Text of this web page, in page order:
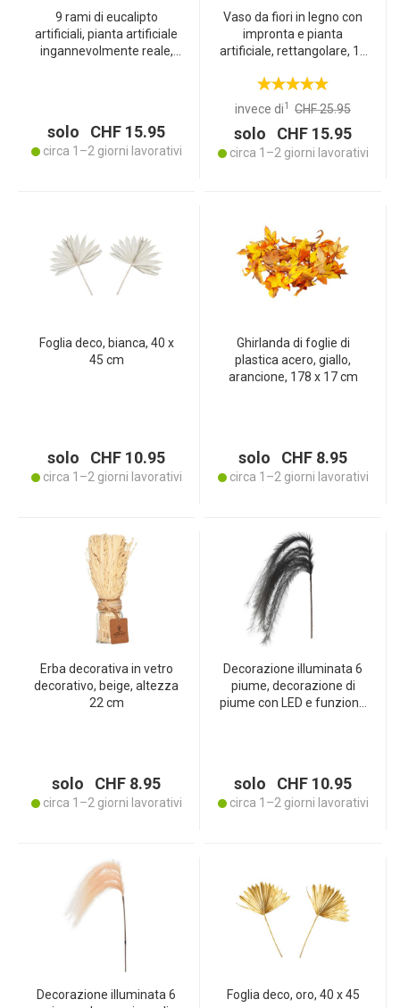
9 rami di eucalipto
artificiali, pianta artificiale
ingannevolmente reale,
solo CHF 15.95
circa 1–2 giorni lavorativi
Vaso da fiori in legno con
impronta e pianta
artificiale, rettangolare, 10
invece di1 CHF 25.95
solo CHF 15.95
circa 1–2 giorni lavorativi
Foglia deco, bianca, 40 x
45 cm
solo CHF 10.95
circa 1–2 giorni lavorativi
Ghirlanda di foglie di
plastica acero, giallo,
arancione, 178 x 17 cm
solo CHF 8.95
circa 1–2 giorni lavorativi
Erba decorativa in vetro
decorativo, beige, altezza
22 cm
solo CHF 8.95
circa 1–2 giorni lavorativi
Decorazione illuminata 6
piume, decorazione di
piume con LED e funzione
solo CHF 10.95
circa 1–2 giorni lavorativi
Decorazione illuminata 6
Foglia deco, oro, 40 x 45